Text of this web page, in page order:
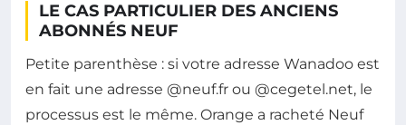
LE CAS PARTICULIER DES ANCIENS
ABONNÉS NEUF
Petite parenthèse : si votre adresse Wanadoo est
en fait une adresse @neuf.fr ou @cegetel.net, le
processus est le même. Orange a racheté Neuf